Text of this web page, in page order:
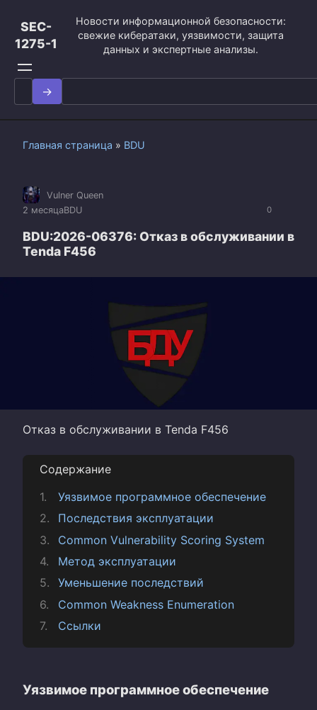
контенту
SEC-
1275-1
Новости информационной безопасности:
свежие кибератаки, уязвимости, защита
данных и экспертные анализы.
Search
for:
Главная страница » BDU
0
Vulner Queen
2 месяцаBDU
BDU:2026-06376: Отказ в обслуживании в
Tenda F456
Отказ в обслуживании в Tenda F456
Содержание
Уязвимое программное обеспечение
Последствия эксплуатации
Common Vulnerability Scoring System
Метод эксплуатации
Уменьшение последствий
Common Weakness Enumeration
Ссылки
Уязвимое программное обеспечение